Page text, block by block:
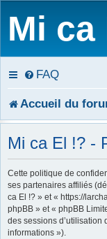
Mi ca
FAQ
Accueil du
Mi ca El !? -
Cette politique de
ses partenaires affiliés
ca El !? » et « https://
phpBB » et « phpBB
des sessions d’utilisation
informations »).